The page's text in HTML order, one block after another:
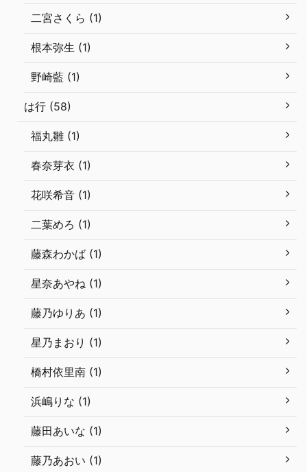
二宮さくら (1)
根本弥生 (1)
野崎藍 (1)
は行 (58)
福丸雛 (1)
春奈芽衣 (1)
花咲希音 (1)
二葉めろ (1)
藤森わかば (1)
星奈あやね (1)
藤乃ゆりあ (1)
星乃まおり (1)
橋村依里南 (1)
浜嶋りな (1)
藤田あいな (1)
藤乃あおい (1)